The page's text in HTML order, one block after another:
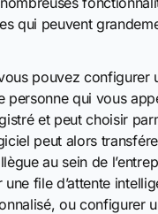
qui peuvent
pouvez configurer
personne qui vous
et peut choisir
peut alors
au sein de
file d’attente
ou configurer